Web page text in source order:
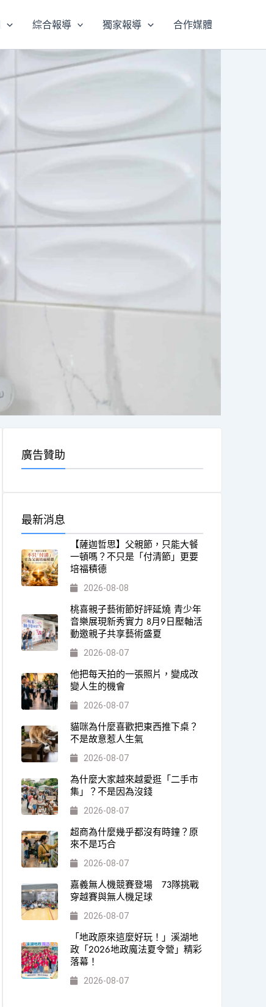
綜合報導 獨家報導 合作媒體
廣告贊助
最新消息
【薩迦哲思】父親節，只能大餐
一頓嗎？不只是「付清節」更要
培福積德
2026-08-08
桃喜親子藝術節好評延燒 青少年
音樂展現新秀實力 8月9日壓軸活
動邀親子共享藝術盛夏
2026-08-07
他把每天拍的一張照片，變成改
變人生的機會
2026-08-07
貓咪為什麼喜歡把東西推下桌？
不是故意惹人生氣
2026-08-07
為什麼大家越來越愛逛「二手市
集」？不是因為沒錢
2026-08-07
超商為什麼幾乎都沒有時鐘？原
來不是巧合
2026-08-07
嘉義無人機競賽登場 73隊挑戰
穿越賽與無人機足球
2026-08-07
「地政原來這麼好玩！」溪湖地
政「2026地政魔法夏令營」精彩
落幕！
2026-08-07